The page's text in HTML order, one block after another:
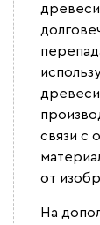
связи с
от
На